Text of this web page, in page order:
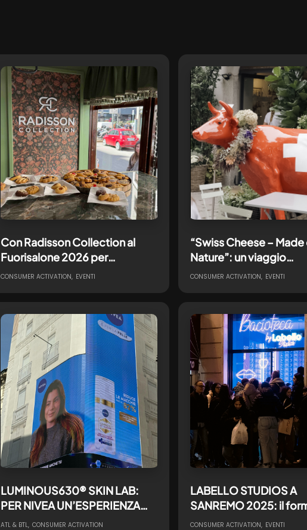
CONSUMER ACTIVATION EVENTI
Con Radisson Collection al
Fuorisalone 2026 per
un’esperienza di hospitality
CONSUMER ACTIVATION EVENTI
“Swiss Cheese –
Nature”: un viaggio
multisensoriale tra
ATL & BTL CONSUMER ACTIVATION
LUMINOUS630® SKIN LAB:
PER NIVEA UN’ESPERIENZA
IMMERSIVA CHE RENDE
CONSUMER ACTIVATION EVENTI
LABELLO STUDIOS A
SANREMO 2025: il
Brand Experience